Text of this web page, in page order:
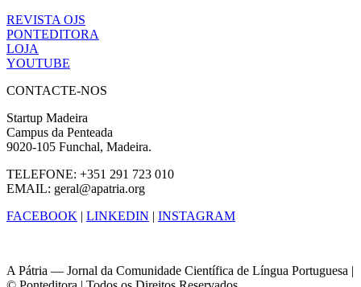
REVISTA OJS
PONTEDITORA
LOJA
YOUTUBE
CONTACTE-NOS
Startup Madeira
Campus da Penteada
9020-105 Funchal, Madeira.
TELEFONE: +351 291 723 010
EMAIL: geral@apatria.org
FACEBOOK | LINKEDIN | INSTAGRAM
A Pátria — Jornal da Comunidade Científica de Língua Portuguesa |